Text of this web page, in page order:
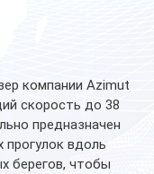
компании Azimut
скорость до 38
предназначен
прогулок вдоль
берегов, чтобы